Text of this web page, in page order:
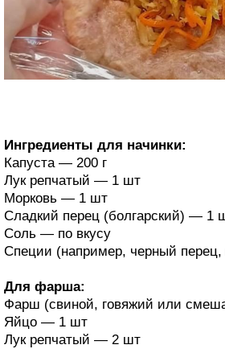
Ингредиенты для начинки:
Капуста — 200 г
Лук репчатый — 1 шт
Морковь — 1 шт
Сладкий перец (болгарский) — 1
Соль — по вкусу
Специи (например, черный
Для фарша:
Фарш (свиной, говяжий или
Яйцо — 1 шт
Лук репчатый — 2 шт